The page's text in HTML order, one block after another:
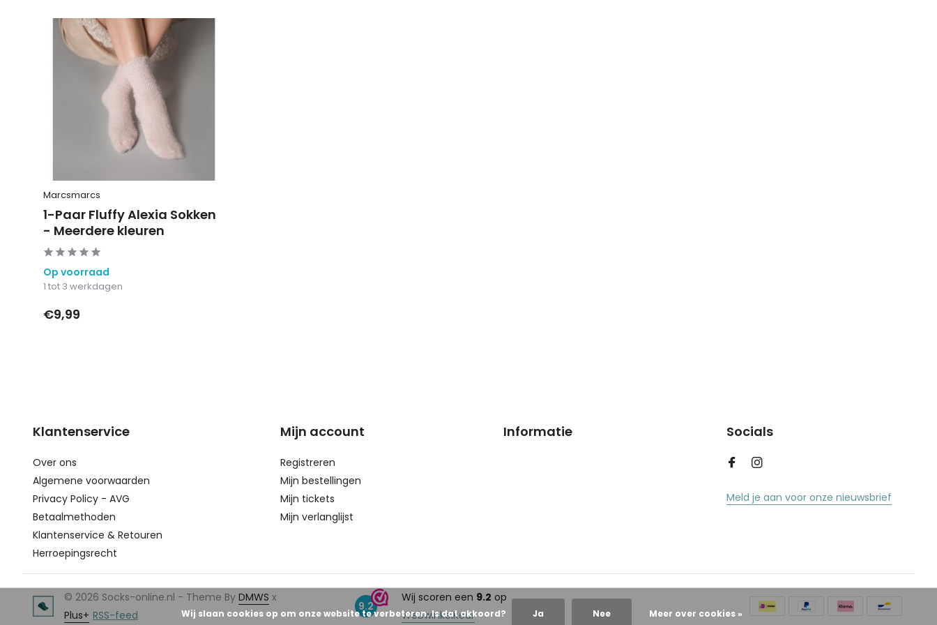
Marcsmarcs
1-Paar Fluffy Alexia Sokken
- Meerdere kleuren
Op voorraad
1 tot 3 werkdagen
€9,99
Klantenservice
Over ons
Algemene voorwaarden
Privacy Policy - AVG
Betaalmethoden
Klantenservice & Retouren
Herroepingsrecht
Mijn account
Registreren
Mijn bestellingen
Mijn tickets
Mijn verlanglijst
Informatie Socials
Meld je aan voor onze nieuwsbrief
© 2026 Socks-online.nl - Theme By DMWS x
Plus+ RSS-feed
9.2
Wij scoren een 9.2 op
WebwinkelKeur
Wij slaan cookies op om onze website te verbeteren. Is dat akkoord? Ja Nee Meer over cookies »